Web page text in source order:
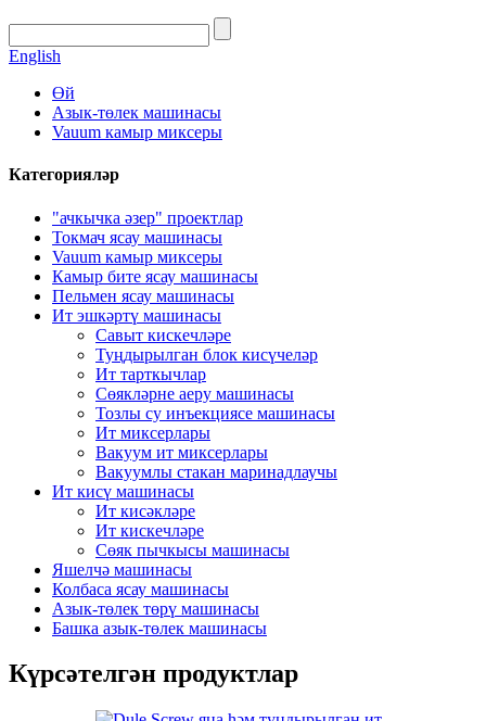
English
Өй
Азык-төлек машинасы
Vauum камыр миксеры
Категорияләр
"ачкычка әзер" проектлар
Токмач ясау машинасы
Vauum камыр миксеры
Камыр бите ясау машинасы
Пельмен ясау машинасы
Ит эшкәртү машинасы
Савыт кискечләре
Туңдырылган блок кисүчеләр
Ит тарткычлар
Сөякләрне аеру машинасы
Тозлы су инъекциясе машинасы
Ит миксерлары
Вакуум ит миксерлары
Вакуумлы стакан маринадлаучы
Ит кисү машинасы
Ит кисәкләре
Ит кискечләре
Сөяк пычкысы машинасы
Яшелчә машинасы
Колбаса ясау машинасы
Азык-төлек төрү машинасы
Башка азык-төлек машинасы
Күрсәтелгән продуктлар